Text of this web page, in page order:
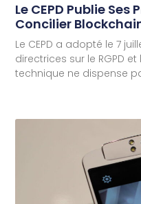
Le CEPD Publie Ses
Concilier
Le CEPD a adopté le 7
directrices sur le RGPD
technique ne dispense